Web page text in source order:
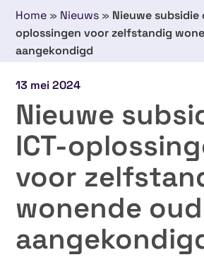
Home » Nieuws » Nieuwe subsidie
oplossingen voor zelfstandig
aangekondigd
13 mei 2024
Nieuwe
ICT-
voor
wonende